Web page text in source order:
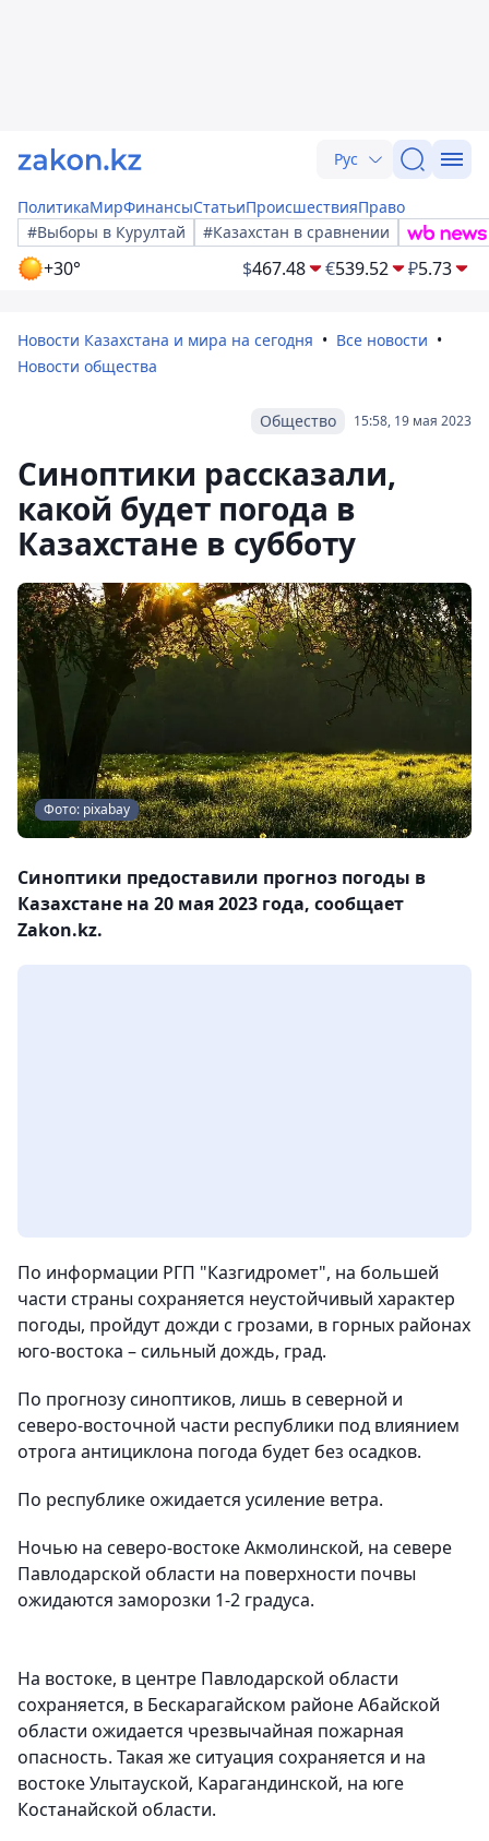
Рус
ПолитикаМирФинансыСтатьиПроисшествияПраво
#Выборы в Курултай
#Казахстан в сравнении
+30° $467.48 €539.52 ₽5.73
Новости Казахстана и мира на сегодня
Все новости
Новости общества
15:58, 19 мая 2023
Общество
Синоптики рассказали,
какой будет погода в
Казахстане в субботу
Фото: pixabay
Синоптики предоставили прогноз погоды в
Казахстане на 20 мая 2023 года, сообщает
Zakon.kz.
По информации РГП "Казгидромет", на большей
части страны сохраняется неустойчивый характер
погоды, пройдут дожди с грозами, в горных районах
юго-востока – сильный дождь, град.
По прогнозу синоптиков, лишь в северной и
северо-восточной части республики под влиянием
отрога антициклона погода будет без осадков.
По республике ожидается усиление ветра.
Ночью на северо-востоке Акмолинской, на севере
Павлодарской области на поверхности почвы
ожидаются заморозки 1-2 градуса.
На востоке, в центре Павлодарской области
сохраняется, в Бескарагайском районе Абайской
области ожидается чрезвычайная пожарная
опасность. Такая же ситуация сохраняется и на
востоке Улытауской, Карагандинской, на юге
Костанайской области.